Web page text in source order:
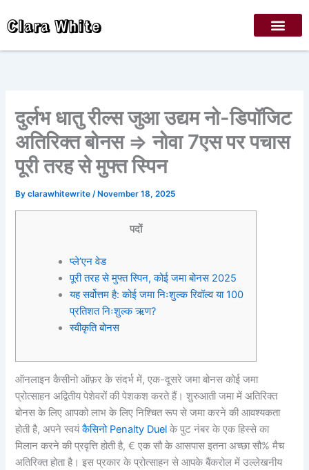
toClara White
दुर्लभ धातु रील्स जुआ उद्यम नो-डिपॉजिट
अतिरिक्त बोनस => नोवा 7एस पर पचास
पूरी तरह से मुफ्त स्पिन
Byclarawhitewrite/ November 18, 2025
पदों
प्ले’एन वेड
पूरी तरह से मुफ्त स्पिन, कोई जमा बोनस 2025
यह सर्वोत्तम है: कोई जमा निःशुल्क रिवॉल्व या 100
प्रतिशत निःशुल्क ऋण?
स्वीकृति बोनस
ऑनलाइन कैसीनो ऑफ़र के संदर्भ में, एक-दूसरे जमा बोनस कोई जमा
प्रोत्साहन अद्वितीय पेशेवरों की पेशकश करते हैं। शुरुआती जमा में अतिरिक्त
बोनस के लिए आपको लाभ के लिए निश्चित रूप से जमा करने की आवश्यकता
होती है, अपने स्वयंकैसिनो Penalty Duel के पुट नंबर के एक हिस्से का
मिलान करने की प्रवृत्ति होती है, € एक सौ के आसपास इतना अच्छा सौ% मैच
अतिरिक्त होता है। इस प्रकार के प्रोत्साहन से आपके बैंकरोल में उल्लेखनीय